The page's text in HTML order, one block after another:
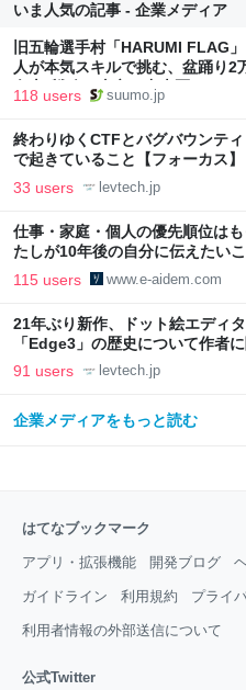
いま人気の記事 - 企業メディア
旧五輪選手村「HARUMI FLAG
人が本気スキルで挑む、盆踊り2
向上”戦略 東京・中央区
118 users suumo.jp
終わりゆくCTFとバグバウンテ
で起きていること【フォーカス
33 users levtech.jp
仕事・家庭・個人の優先順位は
たしが10年後の自分に伝えたい
115 users www.e-aidem.com
21年ぶり新作、ドット絵エディ
「Edge3」の歴史について作者
LAB
91 users levtech.jp
企業メディアをもっと読む
はてなブックマーク
アプリ・拡張機能 開発ブログ
ガイドライン 利用規約 プライ
利用者情報の外部送信について
公式Twitter